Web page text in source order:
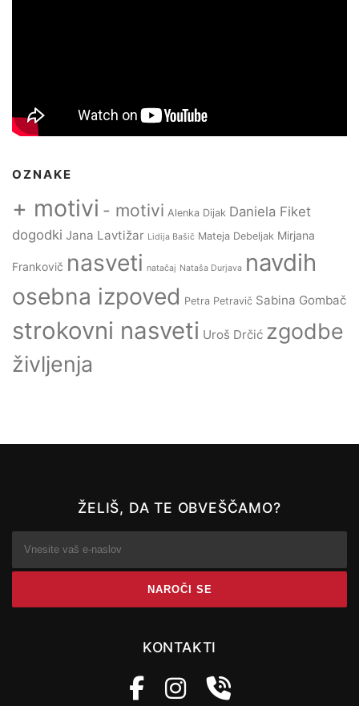
OZNAKE
+ motivi - motivi Alenka Dijak Daniela Fiket
dogodki Jana Lavtižar Lidija Bašič Mateja Debeljak Mirjana
Frankovič nasveti natačaj Nataša Durjava navdih
osebna izpoved Petra Petravič Sabina Gombač
strokovni nasveti Uroš Drčić zgodbe
življenja
ŽELIŠ, DA TE OBVEŠČAMO?
KONTAKTI